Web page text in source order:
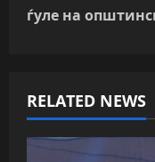
a
i
g
ѓуле на
RELATED NEWS